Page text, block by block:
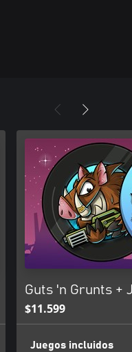
Guts 'n Grunts +
$11.599
Juegos incluidos